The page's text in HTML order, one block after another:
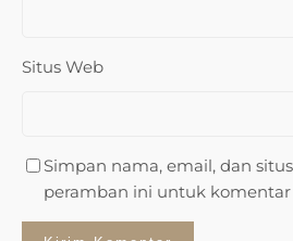
Situs Web
Simpan nama, email, dan
peramban ini untuk komentar